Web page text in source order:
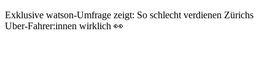
Exklusive watson-Umfrage zeigt: So schlecht verdienen Zürichs
Uber-Fahrer:innen wirklich 👀